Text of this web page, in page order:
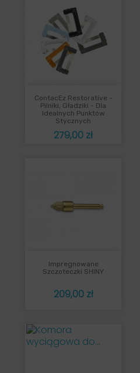
ContacEz Restorative -
Pilniki, Gładziki - Dla
Idealnych Punktów
Stycznych
Cena
279,00 zł
Impregnowane
Szczoteczki SHINY
Cena
209,00 zł